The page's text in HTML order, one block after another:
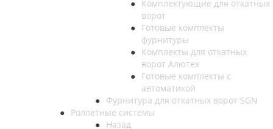
Комплектующие для откатных
ворот
Готовые комплекты
фурнитуры
Комплекты для откатных
ворот Алютех
Готовые комплекты с
автоматикой
Фурнитура для откатных ворот SGN
Роллетные системы
Назад